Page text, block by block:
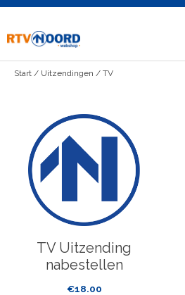
naar
inhoud
Start / Uitzendingen / TV
TV Uitzending
nabestellen
€18.00